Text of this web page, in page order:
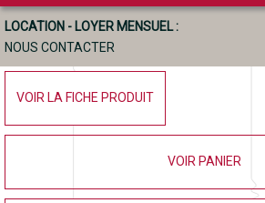
LOCATION - LOYER MENSUEL :
NOUS CONTACTER
VOIR LA FICHE PRODUIT
VOIR PANIER